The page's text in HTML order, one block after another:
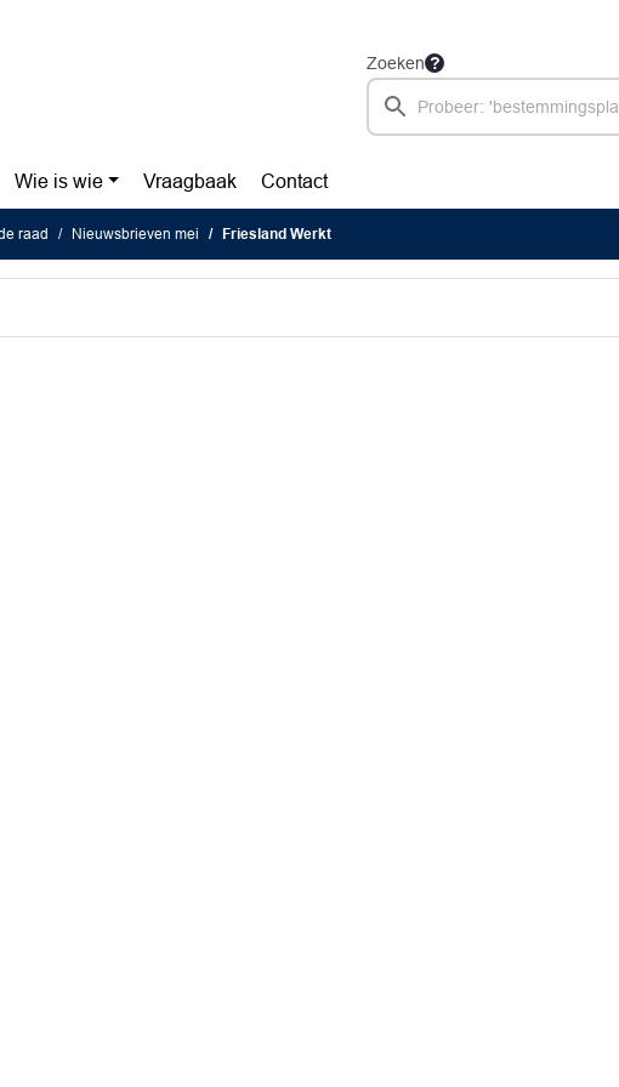
Zoeken
Wie is wie Vraagbaak Contact
raad Nieuwsbrieven mei Friesland Werkt